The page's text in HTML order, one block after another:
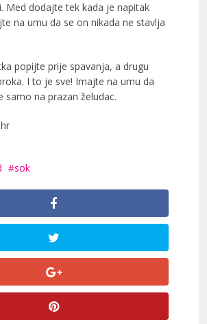
Med dodajte tek kada je napitak
na umu da se on nikada ne stavlja
popijte prije spavanja, a drugu
I to je sve! Imajte na umu da
samo na prazan želudac.
sok